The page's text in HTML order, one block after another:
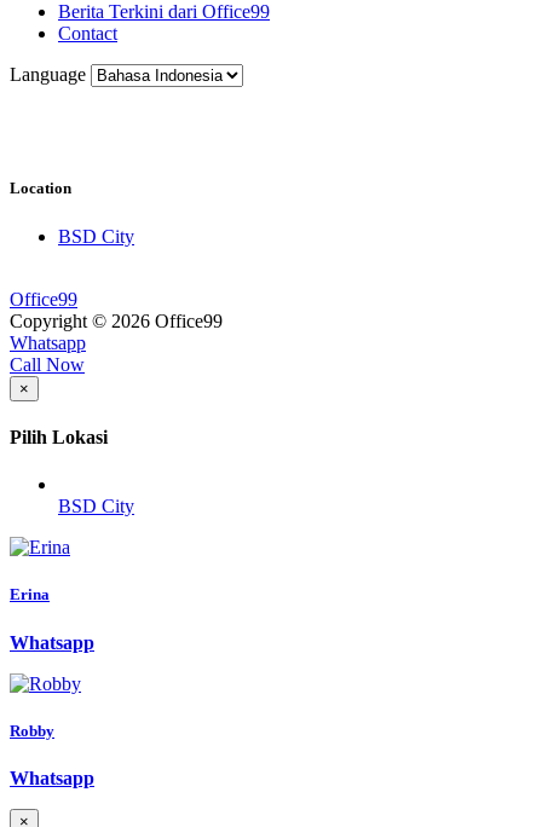
Berita Terkini dari Office99
Contact
Language
Location
BSD City
Office99
Copyright © 2026 Office99
Whatsapp
Call Now
×
Pilih Lokasi
BSD City
Erina
Whatsapp
Robby
Whatsapp
×